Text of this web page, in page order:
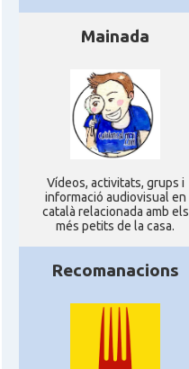
Mainada
Ví­deos, activitats, grups i
informació audiovisual en
català relacionada amb els
més petits de la casa.
Recomanacions